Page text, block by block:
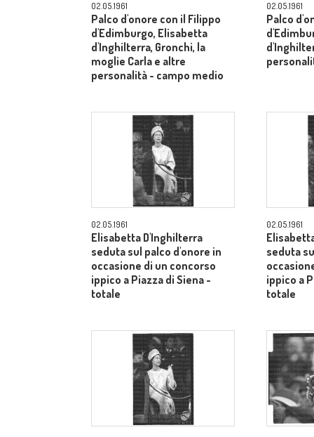
02.05.1961
Palco d'onore con il Filippo
d'Edimburgo, Elisabetta
d'Inghilterra, Gronchi, la
moglie Carla e altre
personalità - campo medio
02.05.1961
Palco
02.05.1961
Elisabetta D'Inghilterra
seduta sul palco d'onore in
occasione di un concorso
ippico a Piazza di Siena -
totale
02.05.1961
seduta
ippico a
totale